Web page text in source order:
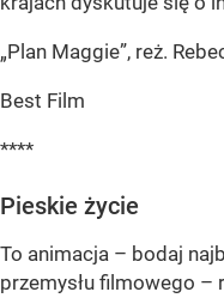
„Plan Maggie”, reż.
Best Film
****
Pieskie życie
To animacja – bodaj
przemysłu filmowego –